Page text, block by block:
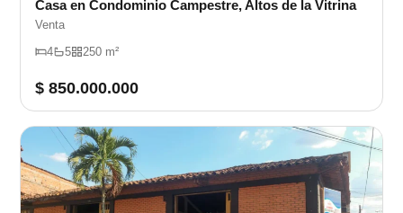
Casa en Condominio Campestre, Altos de la Vitrina
Venta
4 5 250 m²
$ 850.000.000